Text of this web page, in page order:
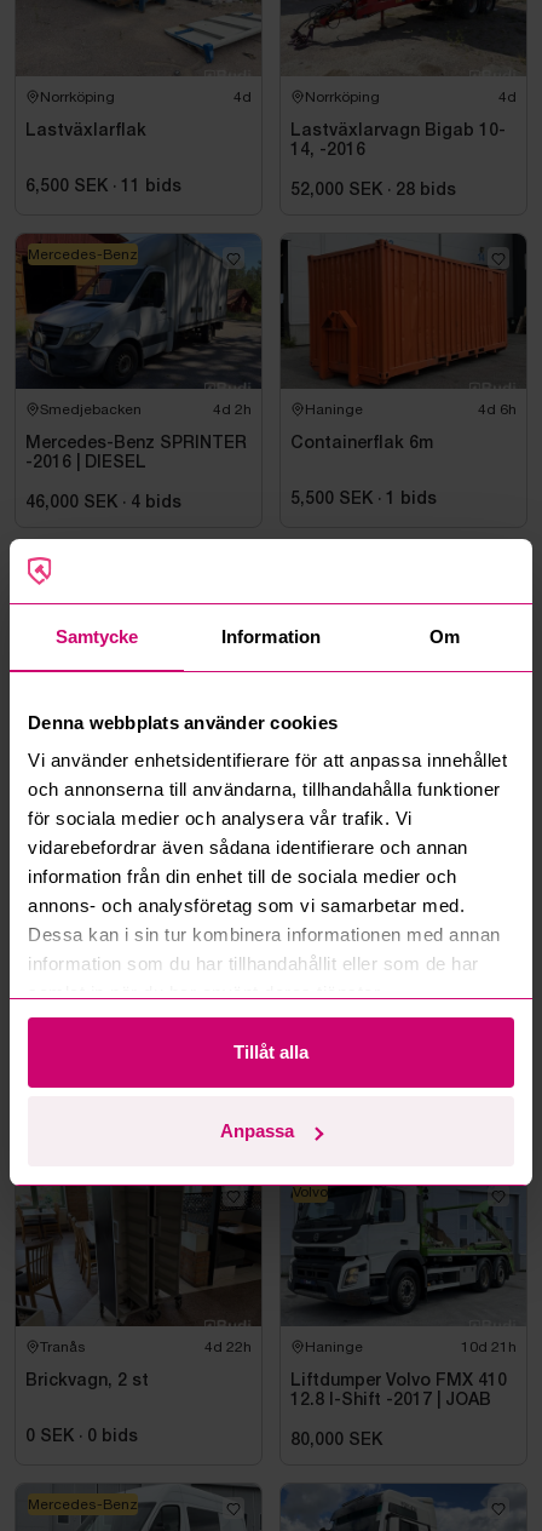
Samtycke Information Om
Denna webbplats använder cookies
Vi använder enhetsidentifierare för att anpassa innehållet
och annonserna till användarna, tillhandahålla funktioner
för sociala medier och analysera vår trafik. Vi
vidarebefordrar även sådana identifierare och annan
information från din enhet till de sociala medier och
annons- och analysföretag som vi samarbetar med.
Dessa kan i sin tur kombinera informationen med annan
information som du har tillhandahållit eller som de har
Tillåt alla
Anpassa
Norrköping 4d
Lastväxlarflak
6,500 SEK · 11 bids
Norrköping 4d
Lastväxlarvagn Bigab 10-
14, -2016
52,000 SEK · 28 bids
Smedjebacken 4d 2h
Mercedes-Benz SPRINTER
-2016 | DIESEL
46,000 SEK · 4 bids
Mercedes-Benz
Haninge 4d 6h
Containerflak 6m
5,500 SEK · 1 bids
Örebro 4d 21h
Mercedes-Benz Sprinter |
2015
12,500 SEK ·3 bids
Mercedes-Benz
Göteborg
Eltruck Atlet Typ
X/125SDTVJN -2004 |
Sittstaplare
8,000 SEK · bids
D1250 | 2024
50 SEK
Tranås 4d 22h
Brickvagn, 2 st
0 SEK · 0 bids
Haninge 10d 21h
Liftdumper Volvo FMX 410
12.8 I-Shift -2017 | JOAB
80,000 SEK
Volvo
Mercedes-Benz